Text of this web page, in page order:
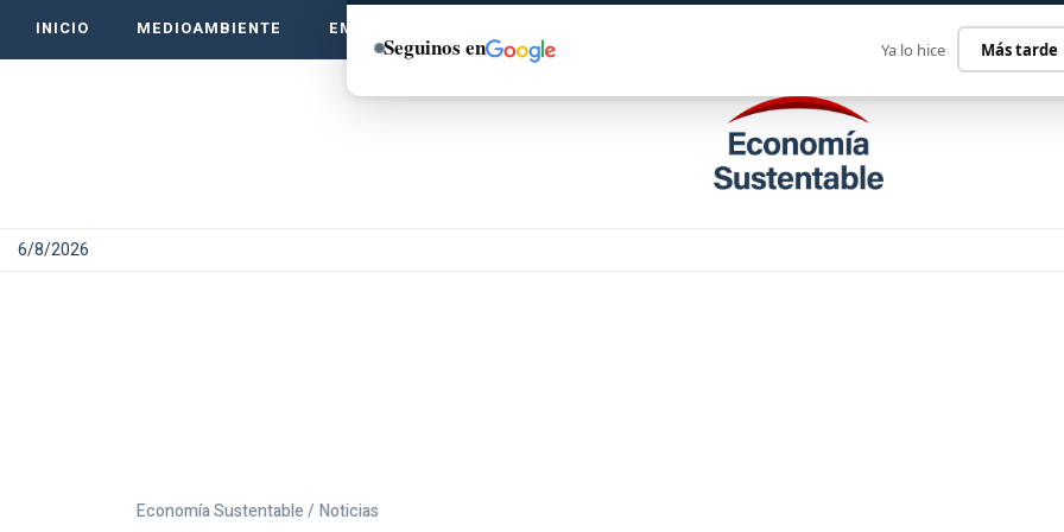
INICIO MEDIOAMBIENTE EMPRENDE VERDE
6/8/2026
Economía Sustentable / Noticias
Seguinos en Ya lo hice Más tarde